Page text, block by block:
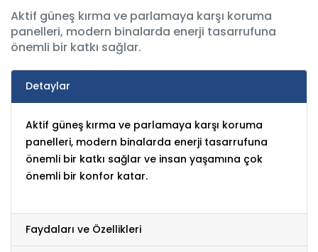
Aktif güneş kırma ve parlamaya karşı koruma
panelleri, modern binalarda enerji tasarrufuna
önemli bir katkı sağlar.
Detaylar
Aktif güneş kırma ve parlamaya karşı koruma
panelleri, modern binalarda enerji tasarrufuna
önemli bir katkı sağlar ve insan yaşamına çok
önemli bir konfor katar.
Faydaları ve Özellikleri